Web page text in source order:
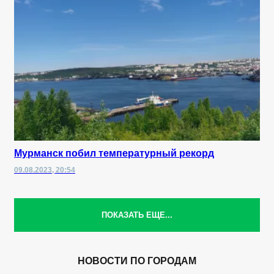
Мурманск побил температурный рекорд
09.08.2023, 20:54
ПОКАЗАТЬ ЕЩЕ...
НОВОСТИ ПО ГОРОДАМ